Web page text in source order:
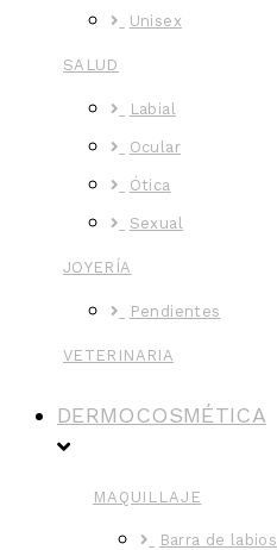
Unisex
SALUD
Labial
Ocular
Ótica
Sexual
JOYERÍA
Pendientes
VETERINARIA
DERMOCOSMÉTICA
MAQUILLAJE
Barra de labios